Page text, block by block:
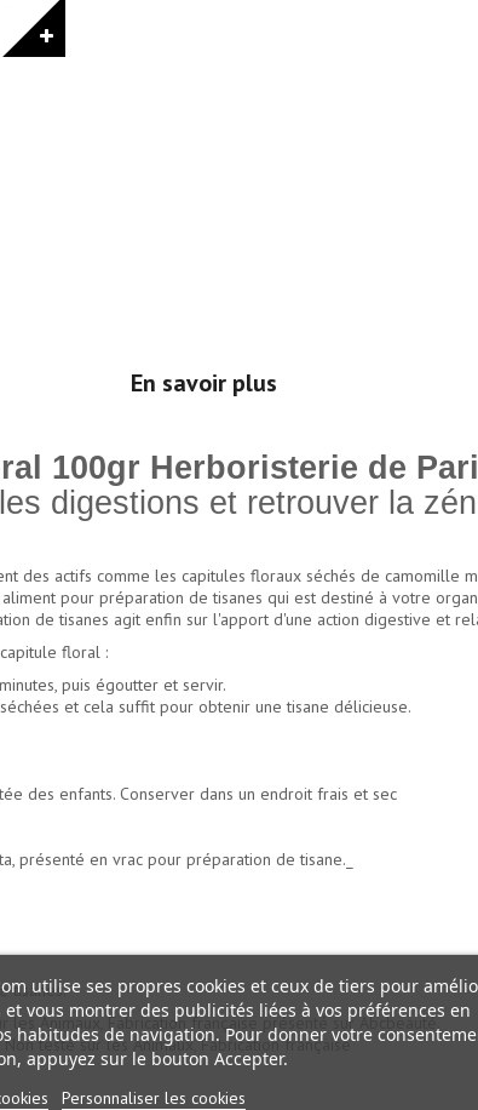
En savoir plus
100gr Herboristerie de
digestions et retrouver la
des actifs comme les capitules floraux séchés de camomille
pour préparation de tisanes qui est destiné à votre
de tisanes agit enfin sur l'apport d'une action digestive et
floral :
puis égoutter et servir.
et cela suffit pour obtenir une tisane délicieuse.
des enfants. Conserver dans un endroit frais et sec
présenté en vrac pour préparation de tisane._
tisanes.
Animaux, Fabrication française présenté sur Abcbeauté.
Non testé sur les Animaux, Fabrication française
utilise ses propres cookies et ceux de tiers pour
et vous montrer des publicités liées à vos préférences en
habitudes de navigation. Pour donner votre
appuyez sur le bouton Accepter.
Personnaliser les cookies